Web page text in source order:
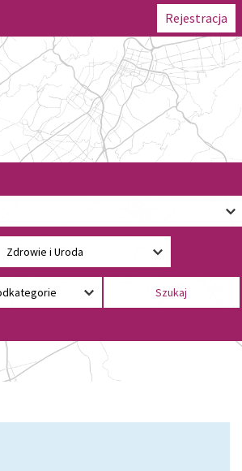
Rejestracja